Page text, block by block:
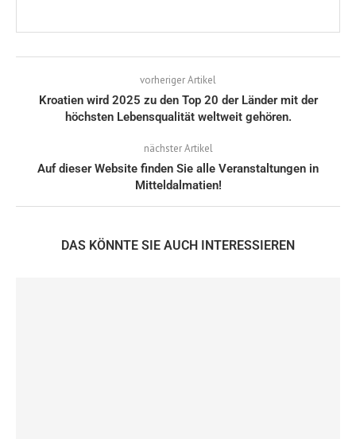
vorheriger Artikel
Kroatien wird 2025 zu den Top 20 der Länder mit der
höchsten Lebensqualität weltweit gehören.
nächster Artikel
Auf dieser Website finden Sie alle Veranstaltungen in
Mitteldalmatien!
DAS KÖNNTE SIE AUCH INTERESSIEREN